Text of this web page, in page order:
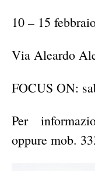
10 – 15
Via Aleardo
FOCUS ON:
Per
oppure mob.